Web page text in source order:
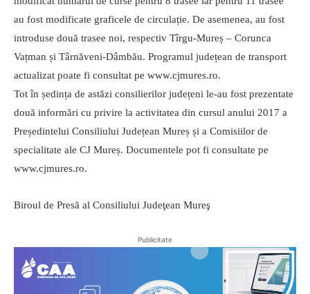
au fost modificate graficele de circulație. De asemenea, au fost
introduse două trasee noi, respectiv Tîrgu-Mureș – Corunca
Vațman și Târnăveni-Dâmbău. Programul județean de transport
actualizat poate fi consultat pe www.cjmures.ro.
Tot în ședința de astăzi consilierilor județeni le-au fost prezentate
două informări cu privire la activitatea din cursul anului 2017 a
Președintelui Consiliului Județean Mureș și a Comisiilor de
specialitate ale CJ Mureș. Documentele pot fi consultate pe
www.cjmures.ro.
Biroul de Presă al Consiliului Judeţean Mureş
Publicitate